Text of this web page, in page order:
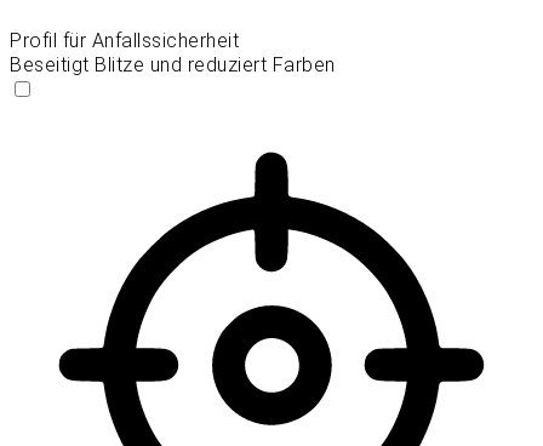
Profil für Anfallssicherheit
Beseitigt Blitze und reduziert Farben